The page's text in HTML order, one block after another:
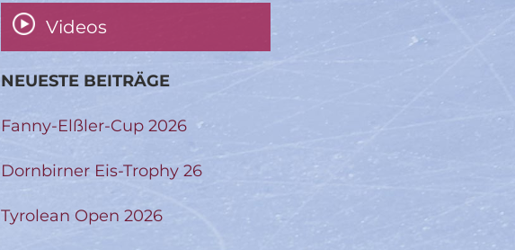
Videos
NEUESTE BEITRÄGE
Fanny-Elßler-Cup 2026
Dornbirner Eis-Trophy 26
Tyrolean Open 2026